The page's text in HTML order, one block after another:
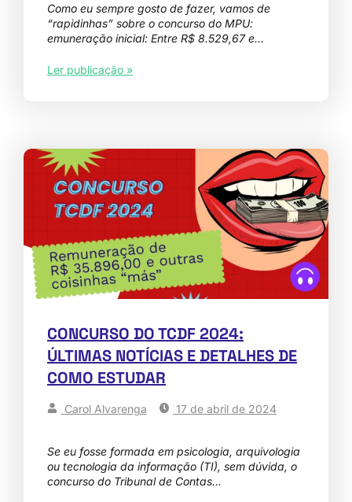
Como eu sempre gosto de fazer, vamos de
“rapidinhas” sobre o concurso do MPU:
emuneração inicial: Entre R$ 8.529,67 e…
Ler publicação »
CONCURSO DO TCDF 2024:
ÚLTIMAS NOTÍCIAS E DETALHES DE
COMO ESTUDAR
Carol Alvarenga 17 de abril de 2024
Se eu fosse formada em psicologia, arquivologia
ou tecnologia da informação (TI), sem dúvida, o
concurso do Tribunal de Contas…